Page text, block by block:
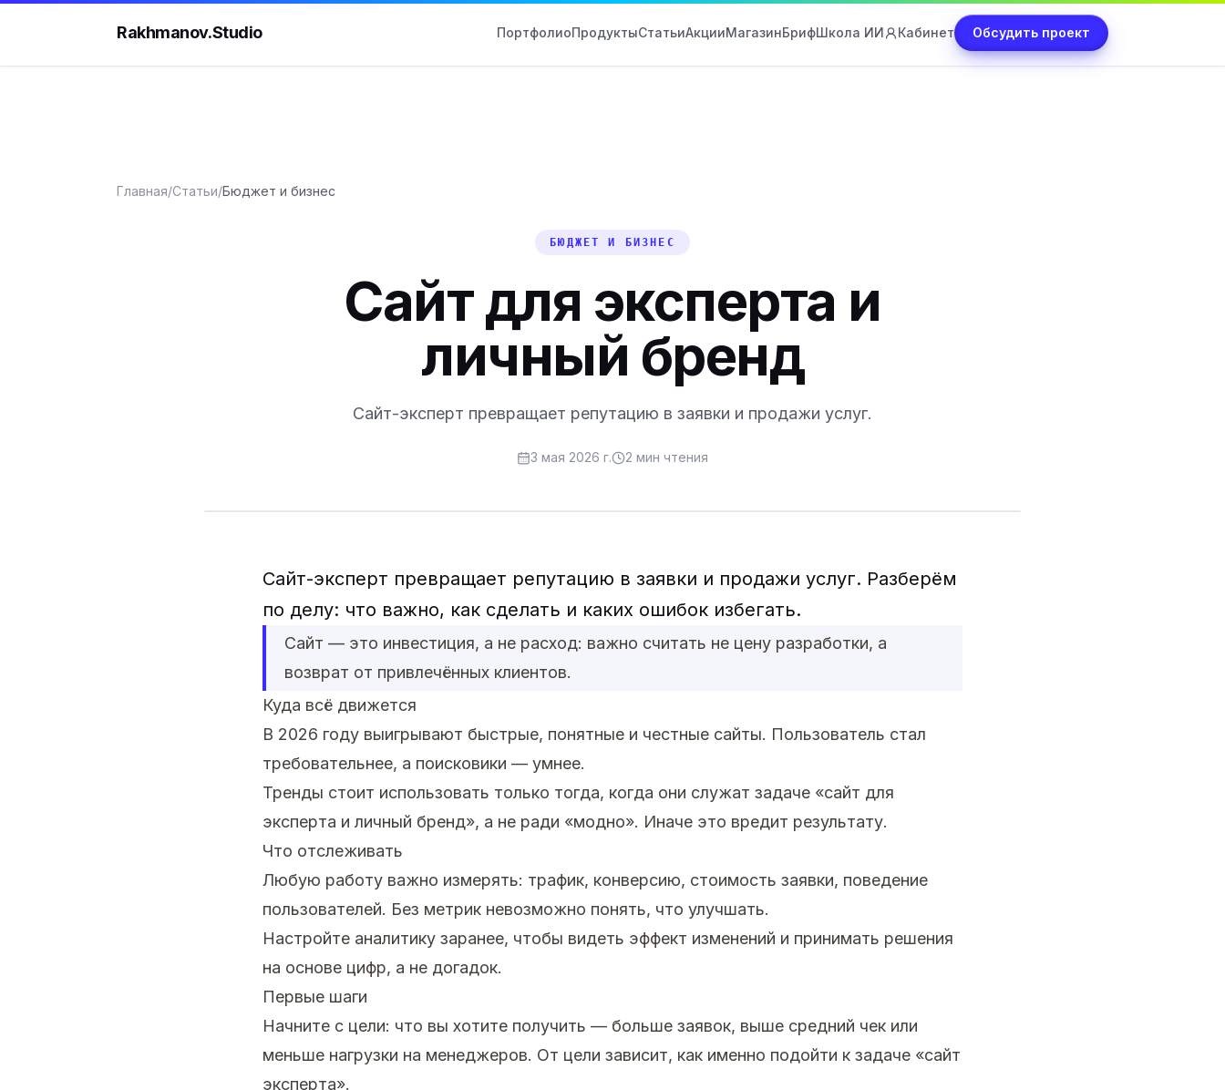
Rakhmanov.Studio ПортфолиоПродуктыСтатьиАкцииМагазинБрифШкола ИИ Кабинет Обсудить проект
Главная/Статьи/Бюджет и бизнес
БЮДЖЕТ И БИЗНЕС
Сайт для эксперта и
личный бренд
Сайт-эксперт превращает репутацию в заявки и продажи услуг.
3 мая 2026 г. 2 мин чтения
Сайт-эксперт превращает репутацию в заявки и продажи услуг. Разберём
по делу: что важно, как сделать и каких ошибок избегать.
Сайт — это инвестиция, а не расход: важно считать не цену разработки, а
возврат от привлечённых клиентов.
Куда всё движется
В 2026 году выигрывают быстрые, понятные и честные сайты. Пользователь стал
требовательнее, а поисковики — умнее.
Тренды стоит использовать только тогда, когда они служат задаче «сайт для
эксперта и личный бренд», а не ради «модно». Иначе это вредит результату.
Что отслеживать
Любую работу важно измерять: трафик, конверсию, стоимость заявки, поведение
пользователей. Без метрик невозможно понять, что улучшать.
Настройте аналитику заранее, чтобы видеть эффект изменений и принимать решения
на основе цифр, а не догадок.
Первые шаги
Начните с цели: что вы хотите получить — больше заявок, выше средний чек или
меньше нагрузки на менеджеров. От цели зависит, как именно подойти к задаче «сайт
эксперта».